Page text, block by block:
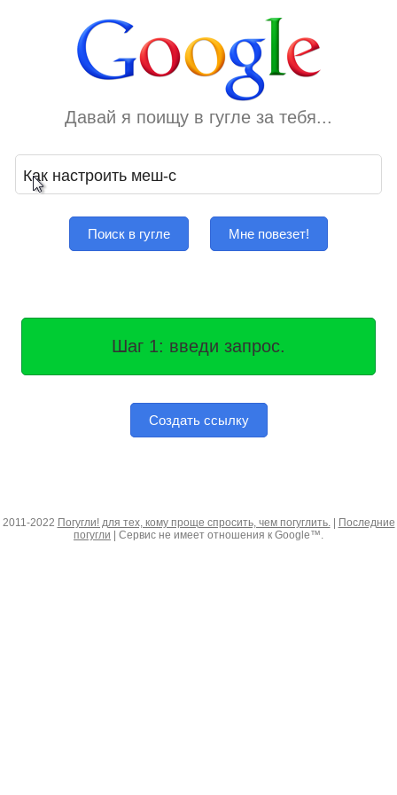
Давай я поищу в гугле за тебя...
Поиск в гугле Мне повезет!
Шаг 1: введи запрос.
Создать ссылку
2011-2022 Погугли! для тех, кому проще спросить, чем погуглить.|
Последние
погугли | Сервис не имеет отношения к Google™.